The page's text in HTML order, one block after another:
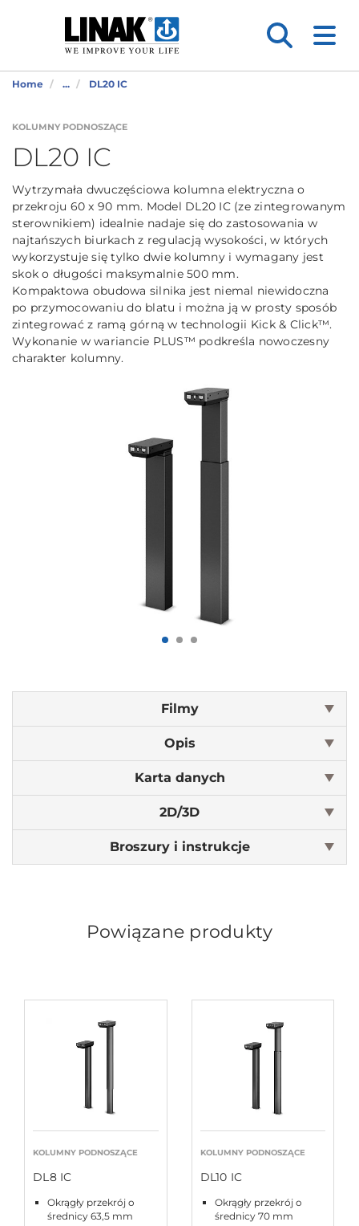
Home ... DL20 IC
KOLUMNY PODNOSZĄCE
DL20 IC
Wytrzymała dwuczęściowa kolumna elektryczna o
przekroju 60 x 90 mm. Model DL20 IC (ze zintegrowanym
sterownikiem) idealnie nadaje się do zastosowania w
najtańszych biurkach z regulacją wysokości, w których
wykorzystuje się tylko dwie kolumny i wymagany jest
skok o długości maksymalnie 500 mm.
Kompaktowa obudowa silnika jest niemal niewidoczna
po przymocowaniu do blatu i można ją w prosty sposób
zintegrować z ramą górną w technologii Kick & Click™.
Wykonanie w wariancie PLUS™ podkreśla nowoczesny
charakter kolumny.
Filmy
Opis
Karta danych
2D/3D
Broszury i instrukcje
Powiązane produkty
KOLUMNY PODNOSZĄCE
DL8 IC
Okrągły przekrój o
średnicy 63,5 mm
KOLUMNY PODNOSZĄCE
DL10 IC
Okrągły przekrój o
średnicy 70 mm